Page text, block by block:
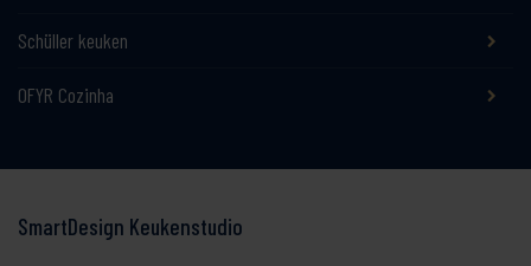
Schüller keuken
OFYR Cozinha
SmartDesign Keukenstudio